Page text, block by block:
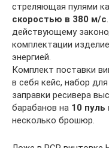
стреляющая пулями
скоростью в 380 м/с
действующему
комплектации
энергией.
Комплект поставки
в себя кейс, набор
заправки ресивера
барабанов на 10
несколько брошюр.